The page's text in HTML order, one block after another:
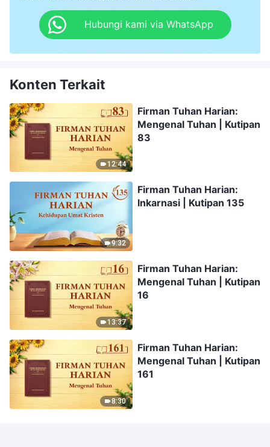
Hubungi kami via WhatsApp
Konten Terkait
12:44
Firman Tuhan Harian:
Mengenal Tuhan | Kutipan
83
9:32
Firman Tuhan Harian:
Inkarnasi | Kutipan 135
13:37
Firman Tuhan Harian:
Mengenal Tuhan | Kutipan
16
8:30
Firman Tuhan Harian:
Mengenal Tuhan | Kutipan
161